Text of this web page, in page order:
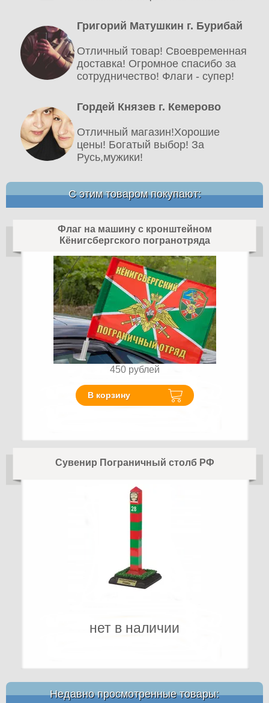
Григорий Матушкин г. Бурибай
Отличный товар! Своевременная
доставка! Огромное спасибо за
сотрудничество! Флаги - супер!
Гордей Князев г. Кемерово
Отличный магазин!Хорошие
цены! Богатый выбор! За
Русь,мужики!
С этим товаром покупают:
Флаг на машину с кронштейном
Кёнигсбергского погранотряда
450 рублей
В корзину
Сувенир Пограничный столб РФ
нет в наличии
Недавно просмотренные товары: